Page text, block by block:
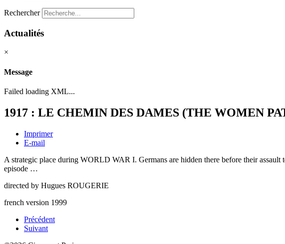
Rechercher
Actualités
×
Message
Failed loading XML...
1917 : LE CHEMIN DES DAMES (THE WOMEN
Imprimer
E-mail
A strategic place during WORLD WAR I. Germans are hidden there before their
episode …
directed by Hugues ROUGERIE
french version 1999
Précédent
Suivant